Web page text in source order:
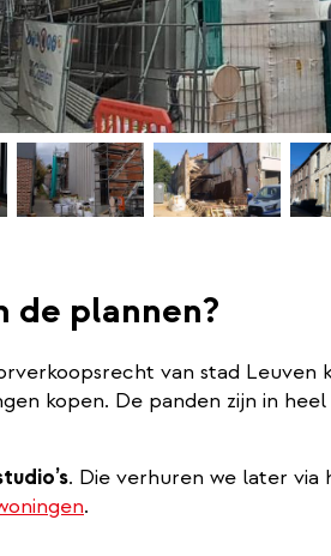
de plannen?
van stad Leuven
kopen. De panden zijn in
. Die verhuren we later
.